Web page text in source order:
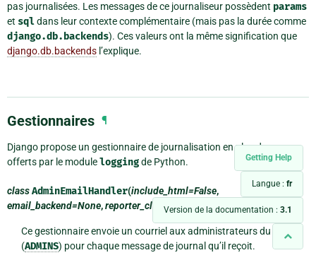
Getting Help
Langue : fr
Version de la documentation : 3.1
pas journalisées. Les messages de ce journaliseur possèdent params
et sqldans leur contexte complémentaire (mais pas la durée comme
django.db.backends). Ces valeurs ont la même signification que
django.db.backends l’explique.
Gestionnaires ¶
Django propose un gestionnaire de journalisation en plus de ceux
offerts par le moduleloggingde Python.
classAdminEmailHandler(include_html=False,
email_backend=None,reporter_class=None) ¶
Ce gestionnaire envoie un courriel aux administrateurs du site
(ADMINS) pour chaque message de journal qu’il reçoit.